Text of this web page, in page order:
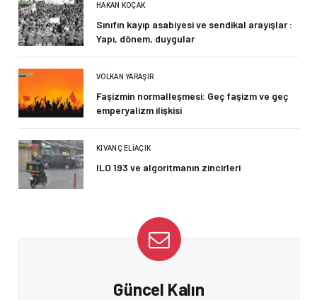
HAKAN KOÇAK
Sınıfın kayıp asabiyesi ve sendikal arayışlar :
Yapı, dönem, duygular
VOLKAN YARAŞIR
Faşizmin normalleşmesi: Geç faşizm ve geç
emperyalizm ilişkisi
KIVANÇ ELIAÇIK
ILO 193 ve algoritmanın zincirleri
Güncel Kalın